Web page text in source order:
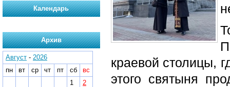
краевой столицы,
этого святыня
Календарь
Архив
Август - 2026
пн
вт ср чт пт сб
вс
1
2